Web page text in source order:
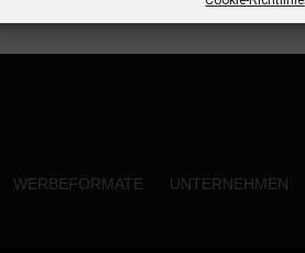
WERBEFORMATE UNTERNEHMEN